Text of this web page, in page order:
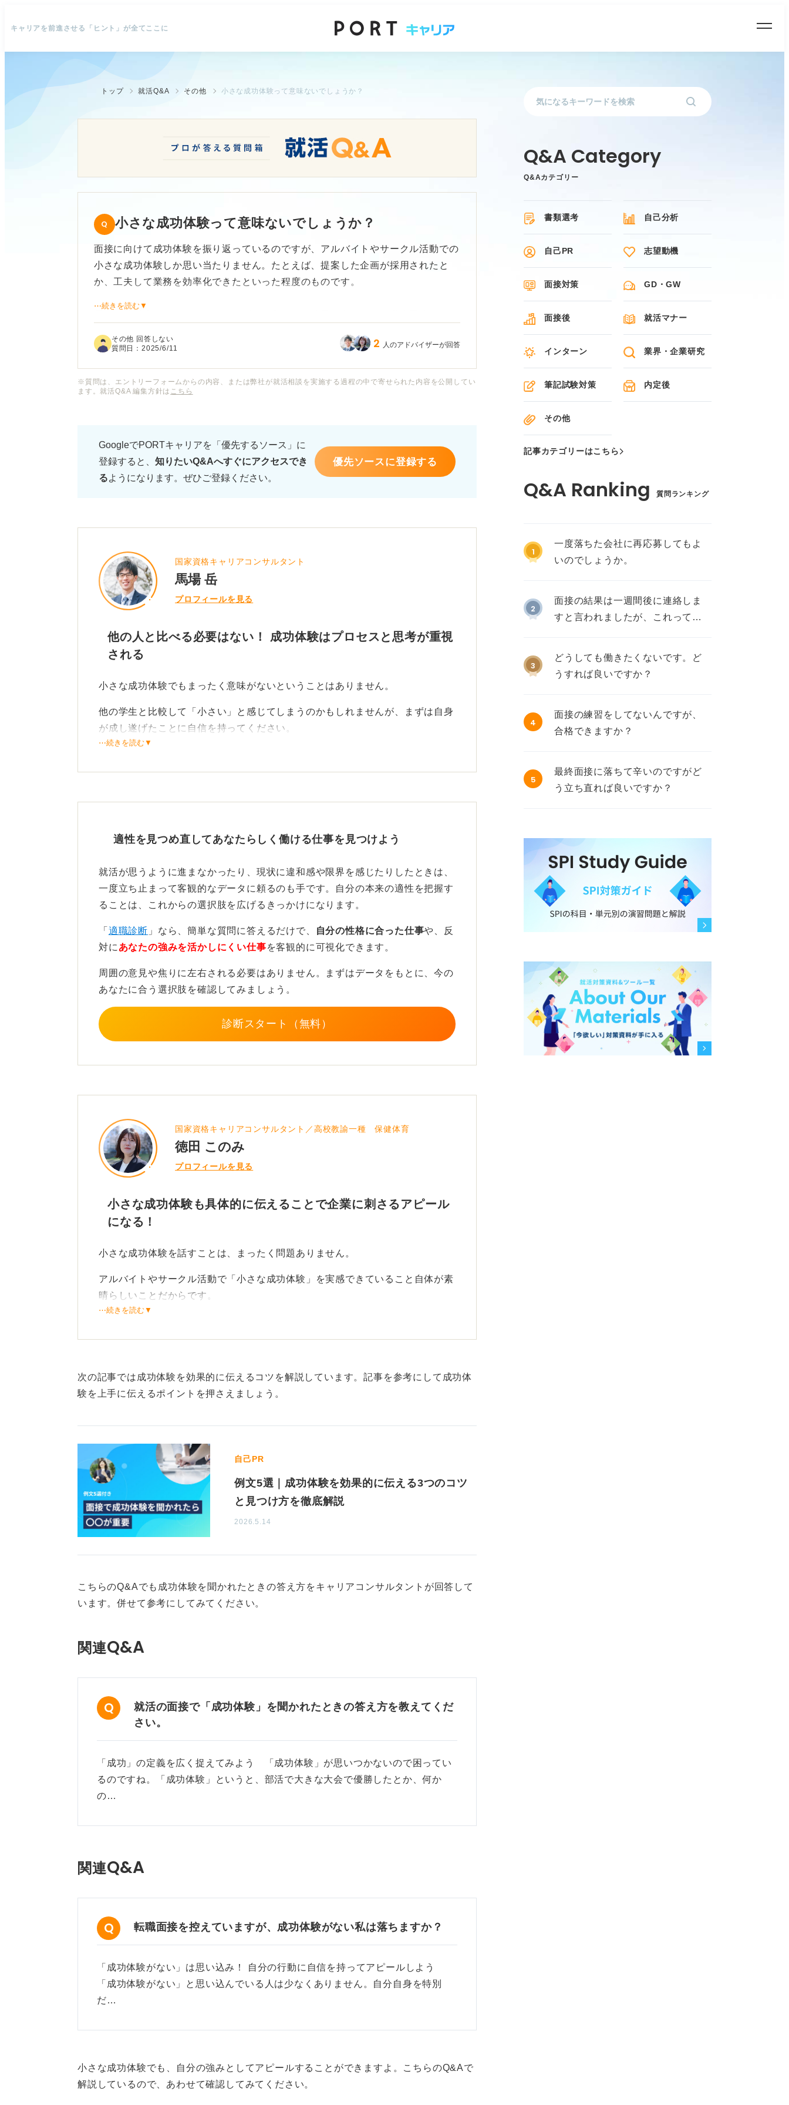
キャリアを前進させる「ヒント」が全てここに
トップ 就活Q&A その他 小さな成功体験って意味ないでしょうか？
小さな成功体験って意味ないでしょうか？
面接に向けて成功体験を振り返っているのですが、アルバイトやサークル活動での
小さな成功体験しか思い当たりません。たとえば、提案した企画が採用されたと
か、工夫して業務を効率化できたといった程度のものです。
ため、自分の小さな成功体験を話しても、相手に響かないのではないかと感じ、不
このような小さな成功体験は、企業の採用担当者にとってアピールにならないので
です。
⋯続きを読む▼
その他 回答しない
質問日：2025/6/11 2 人のアドバイザーが回答
※質問は、エントリーフォームからの内容、または弊社が就活相談を実施する過程の中で寄せられた内容を公開してい
ます。就活Q&A 編集方針は こちら
GoogleでPORTキャリアを「優先するソース」に
登録すると、 知りたいQ&Aへすぐにアクセスでき
るようになります。ぜひご登録ください。
優先ソースに登録する
国家資格キャリアコンサルタント
馬場 岳
プロフィールを見る
他の人と比べる必要はない！ 成功体験はプロセスと思考が重視
される
小さな成功体験でもまったく意味がないということはありません。
他の学生と比較して「小さい」と感じてしまうのかもしれませんが、まずは自身
が成し遂げたことに自信を持ってください。
ように考えたのかというプロセスや思考の部分を重視しています。
のではなく、そこに至るまでの過程や思考を強調することで、ポジティブな評価
につながります。
⋯続きを読む▼
適性を見つめ直してあなたらしく働ける仕事を見つけよう
就活が思うように進まなかったり、現状に違和感や限界を感じたりしたときは、
一度立ち止まって客観的なデータに頼るのも手です。自分の本来の適性を把握す
ることは、これからの選択肢を広げるきっかけになります。
「 適職診断 」なら、簡単な質問に答えるだけで、 自分の性格に合った仕事や、反
対に あなたの強みを活かしにくい仕事を客観的に可視化できます。
周囲の意見や焦りに左右される必要はありません。まずはデータをもとに、今の
あなたに合う選択肢を確認してみましょう。
診断スタート（無料）
国家資格キャリアコンサルタント／高校教諭一種 保健体育
徳田 このみ
プロフィールを見る
小さな成功体験も具体的に伝えることで企業に刺さるアピール
になる！
小さな成功体験を話すことは、まったく問題ありません。
アルバイトやサークル活動で「小さな成功体験」を実感できていること自体が素
晴らしいことだからです。
ポイント
企業が学生に成功体験を聞く意図としては、大きな成果そのものよりも、その過
程で何を考え、どのように行動したかを知りたいという側面が強いです。
いった日常のなかでの具体的な行動や考え方のほうが、その人となりを深く理解
できます。
重要なのは、成功に至ったまでの過程と自分がどのように考えて行動したかとい
う中身なのです。
小さな成功体験に自信を持って、企業にアピールしましょう。
⋯続きを読む▼
次の記事では成功体験を効果的に伝えるコツを解説しています。記事を参考にして成功体
験を上手に伝えるポイントを押さえましょう。
自己PR
例文5選｜成功体験を効果的に伝える3つのコツ
と見つけ方を徹底解説
2026.5.14
こちらのQ&Aでも成功体験を聞かれたときの答え方をキャリアコンサルタントが回答して
います。併せて参考にしてみてください。
関連Q&A
就活の面接で「成功体験」を聞かれたときの答え方を教えてくだ
さい。
「成功」の定義を広く捉えてみよう 「成功体験」が思いつかないので困ってい
るのですね。「成功体験」というと、部活で大きな大会で優勝したとか、何か
の…
関連Q&A
転職面接を控えていますが、成功体験がない私は落ちますか？
「成功体験がない」は思い込み！ 自分の行動に自信を持ってアピールしよう
「成功体験がない」と思い込んでいる人は少なくありません。自分自身を特別
だ…
小さな成功体験でも、自分の強みとしてアピールすることができますよ。こちらのQ&Aで
解説しているので、あわせて確認してみてください。
Q&Aカテゴリー
書類選考 自己分析
自己PR 志望動機
面接対策 GD・GW
面接後 就活マナー
インターン 業界・企業研究
筆記試験対策 内定後
その他
記事カテゴリーはこちら
質問ランキング
1
一度落ちた会社に再応募してもよ
いのでしょうか。
2
面接の結果は一週間後に連絡しま
すと言われましたが、これって不
3
どうしても働きたくないです。ど
うすれば良いですか？
4
面接の練習をしてないんですが、
合格できますか？
5
最終面接に落ちて辛いのですがど
う立ち直れば良いですか？